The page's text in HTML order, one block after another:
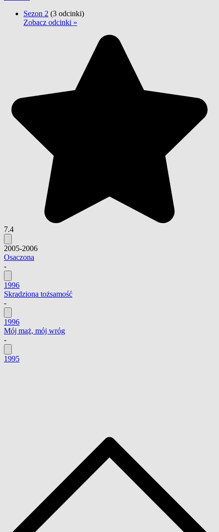
Sezon 2 (3 odcinki)
Zobacz odcinki »
7.4
2005-2006
Osaczona
-
1996
Skradziona tożsamość
-
1996
Mój mąż, mój wróg
-
1995